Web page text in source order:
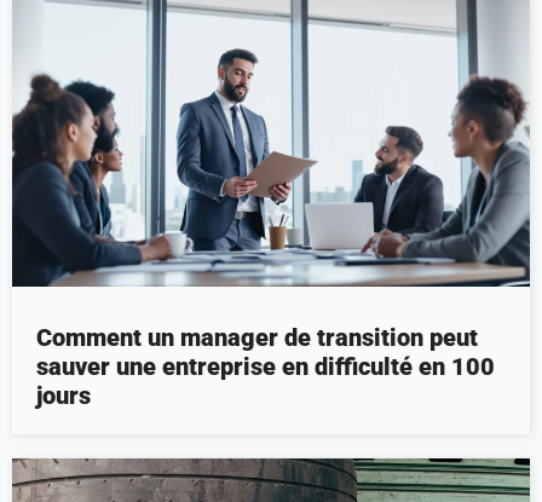
Comment un manager de transition peut
sauver une entreprise en difficulté en 100
jours